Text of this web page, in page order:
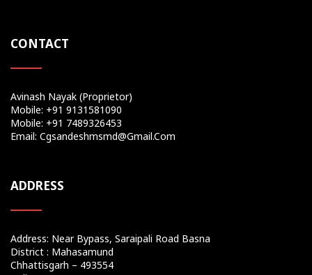
CONTACT
Avinash Nayak (Proprietor)
Mobile: +91 9131581090
Mobile: +91 7489326453
Email: Cgsandeshmsmd@gmail.com
ADDRESS
Address: Near Bypass, Saraipali Road Basna
District : Mahasamund
Chhattisgarh – 493554